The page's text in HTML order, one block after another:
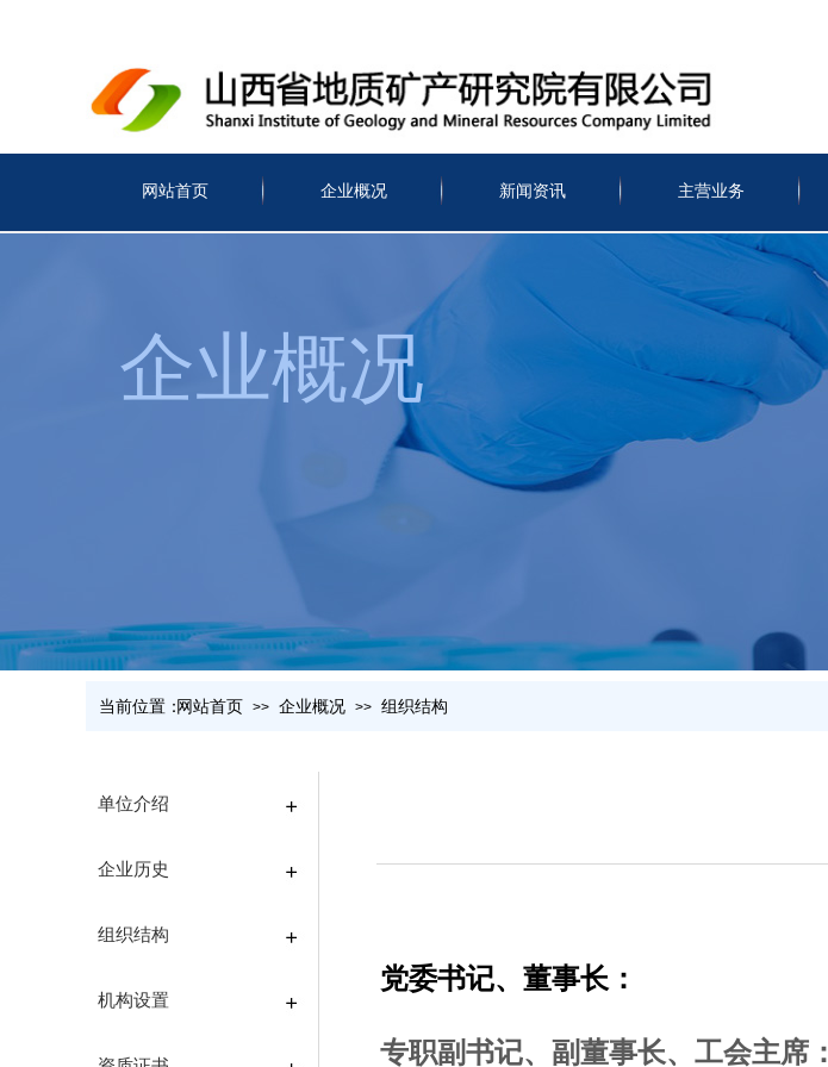
网站首页 企业概况 新闻资讯 主营业务
企业概况
当前位置：网站首页 >> 企业概况 >> 组织结构
单位介绍
企业历史
组织结构
机构设置
党委书记、董事长：
专职副书记、副董事长、工会主席：